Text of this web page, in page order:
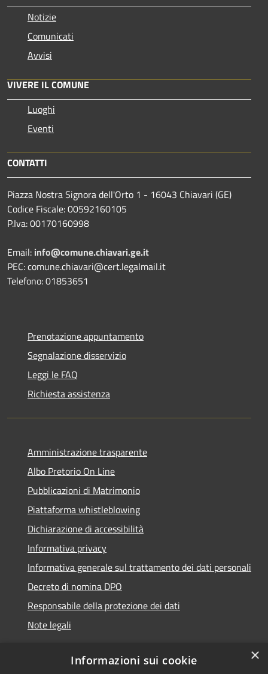
Notizie
Comunicati
Avvisi
VIVERE IL COMUNE
Luoghi
Eventi
CONTATTI
Piazza Nostra Signora dell'Orto 1 - 16043 Chiavari (GE)
Codice Fiscale: 00592160105
P.Iva: 00170160998
Email: info@comune.chiavari.ge.it
PEC: comune.chiavari@cert.legalmail.it
Telefono: 01853651
Prenotazione appuntamento
Segnalazione disservizio
Leggi le FAQ
Richiesta assistenza
Amministrazione trasparente
Albo Pretorio On Line
Pubblicazioni di Matrimonio
Piattaforma whistleblowing
Dichiarazione di accessibilità
Informativa privacy
Informativa generale sul trattamento dei dati personali
Decreto di nomina DPO
Responsabile della protezione dei dati
Note legali
×
Informazioni sui cookie